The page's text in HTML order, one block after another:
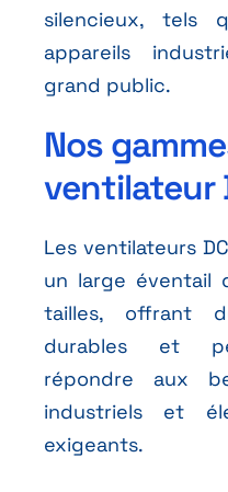
silencieux, tels
appareils
grand public.
Nos
ventilateur
Les ventilateurs DC
un large éventail
tailles, offrant
durables et
répondre aux
industriels et
exigeants.